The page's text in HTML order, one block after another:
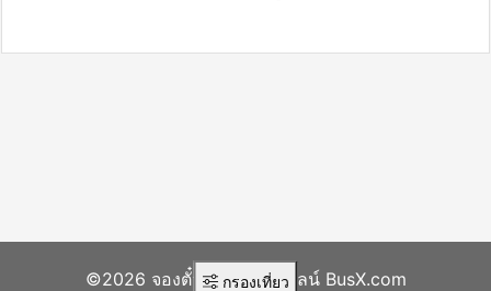
กรองเที่ยว
©2026 จองตั๋วรถทัวร์ออนไลน์ BusX.com